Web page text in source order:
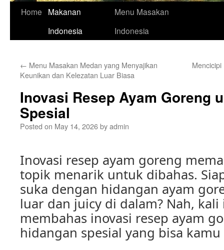
Home
Makanan
Indonesia
Menu Masakan
Indonesia
← Menu Masakan Medan yang Menyajikan
Keunikan dan Kelezatan Luar Biasa
Inovasi Resep Ayam Goreng
Spesial
Posted on May 14, 2026byadmin
Inovasi resep ayam goreng
topik menarik untuk dibahas.
suka dengan hidangan ayam
luar dan juicy di dalam? Nah,
membahas inovasi resep ayam
hidangan spesial yang bisa